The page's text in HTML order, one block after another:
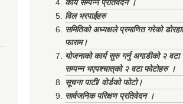
कार्य सम्पन्न प्रतिवेदन ।
विल भरपाईहरु
समितिको अध्यक्षले प्रमाणित गरेको
फाराम।
योजनाको कार्य सुरु गर्नु अगाडीको २ वटा
सम्पन्न भएपश्चात्‌को २ वटा फोटोहरु ।
सूचना पाटी/ वोर्डको फोटो।
सार्वजनिक परिक्षण प्रतिवेदन ।